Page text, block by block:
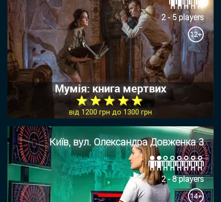
2 - 5 players
12+
Мумія: книга мертвих
★ ★ ★ ★ ★
від 1200 грн до 1300 грн
Київ, вул. Олександра Довженка 3
2 - 8 players
14+